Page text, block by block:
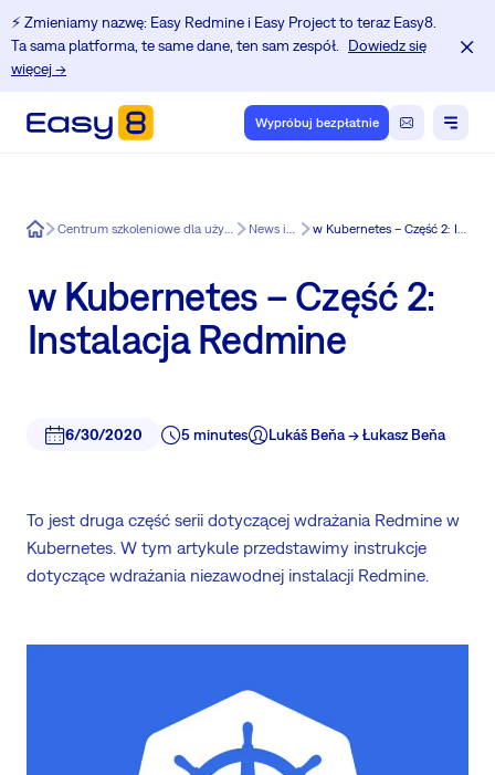
⚡️ Zmieniamy nazwę: Easy Redmine i Easy Project to teraz Easy8.
Ta sama platforma, te same dane, ten sam zespół.
Dowiedz się
więcej →
Wypróbuj bezpłatnie
Easy8 Centrum szkoleniowe dla użytkowników Redmine. News in Easy8 w Kubernetes – Część 2: Instalacja Redmine
w Kubernetes – Część 2:
Instalacja Redmine
6/30/2020 5 minutes Lukáš Beňa -> Łukasz Beňa
To jest druga część serii dotyczącej wdrażania Redmine w
Kubernetes. W tym artykule przedstawimy instrukcje
dotyczące wdrażania niezawodnej instalacji Redmine.